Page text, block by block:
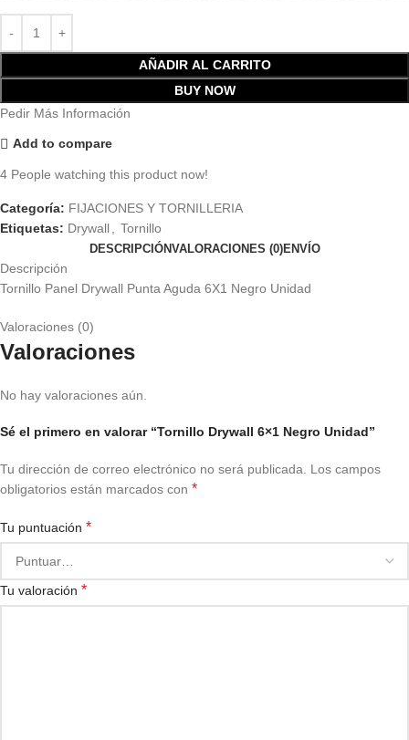
AÑADIR AL CARRITO
BUY NOW
Pedir Más Información
Add to compare
4 People watching this product now!
Categoría: FIJACIONES Y TORNILLERIA
Etiquetas: Drywall Tornillo
DESCRIPCIÓNVALORACIONES (0)ENVÍO
Descripción
Tornillo Panel Drywall Punta Aguda 6X1 Negro Unidad
Valoraciones (0)
Valoraciones
No hay valoraciones aún.
Sé el primero en valorar “Tornillo Drywall 6×1 Negro Unidad”
Tu dirección de correo electrónico no será publicada.
Los campos
obligatorios están marcados con *
Tu puntuación *
Tu valoración *